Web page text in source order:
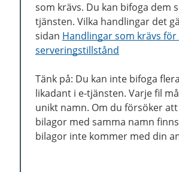
som krävs. Du kan bifoga dem
tjänsten. Vilka handlingar det
sidan Handlingar som krävs
serveringstillstånd
Tänk på: Du kan inte bifoga
likadant i e-tjänsten. Varje fil
unikt namn. Om du försöker
bilagor med samma namn
bilagor inte kommer med din